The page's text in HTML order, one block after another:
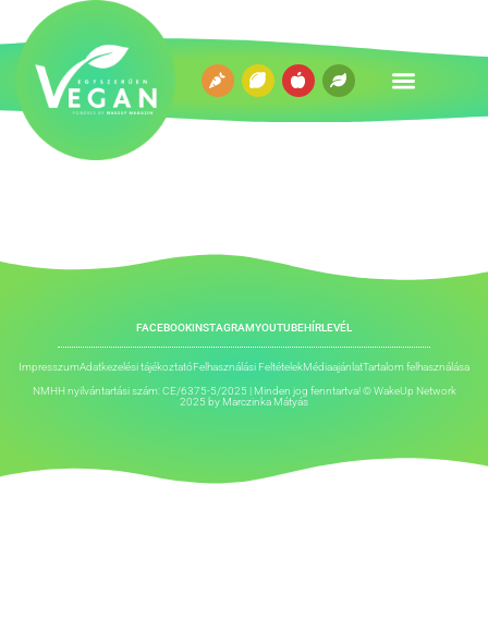
FACEBOOKINSTAGRAMYOUTUBEHÍRLEVÉL
ImpresszumAdatkezelési tájékoztatóFelhasználási FeltételekMédiaajánlatTartalom felhasználása
NMHH nyilvántartási szám: CE/6375-5/2025 | Minden jog fenntartva! © WakeUp Network
2025 by Marczinka Mátyás